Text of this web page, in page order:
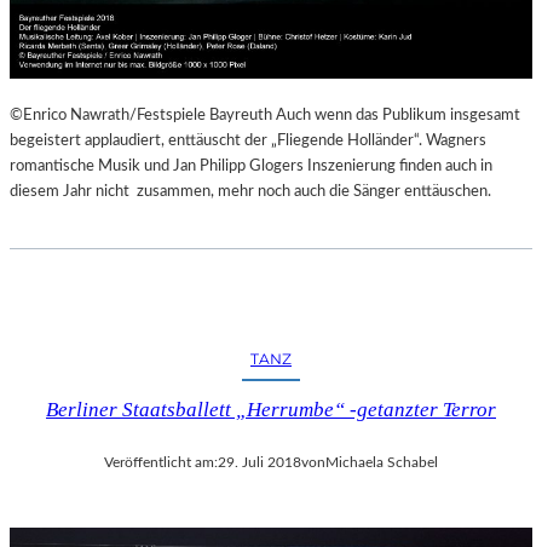
©Enrico Nawrath/Festspiele Bayreuth Auch wenn das Publikum insgesamt
begeistert applaudiert, enttäuscht der „Fliegende Holländer“. Wagners
romantische Musik und Jan Philipp Glogers Inszenierung finden auch in
diesem Jahr nicht zusammen, mehr noch auch die Sänger enttäuschen.
TANZ
Berliner Staatsballett „Herrumbe“ -getanzter Terror
Veröffentlicht am:29. Juli 2018von Michaela Schabel